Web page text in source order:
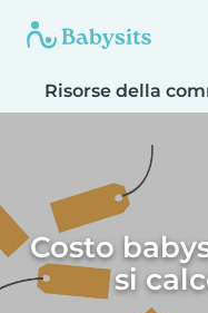
Risorse della
Costo
si